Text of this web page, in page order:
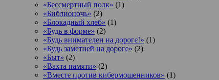
«Бессмертный полк» (1)
«Библионочь» (2)
«Блокадный хлеб» (1)
«Будь в форме» (2)
«Будь внимателен на дороге!» (1)
«Будь заметней на дороге» (2)
«Быт» (2)
«Вахта памяти» (2)
«Вместе против кибермошенников» (1)